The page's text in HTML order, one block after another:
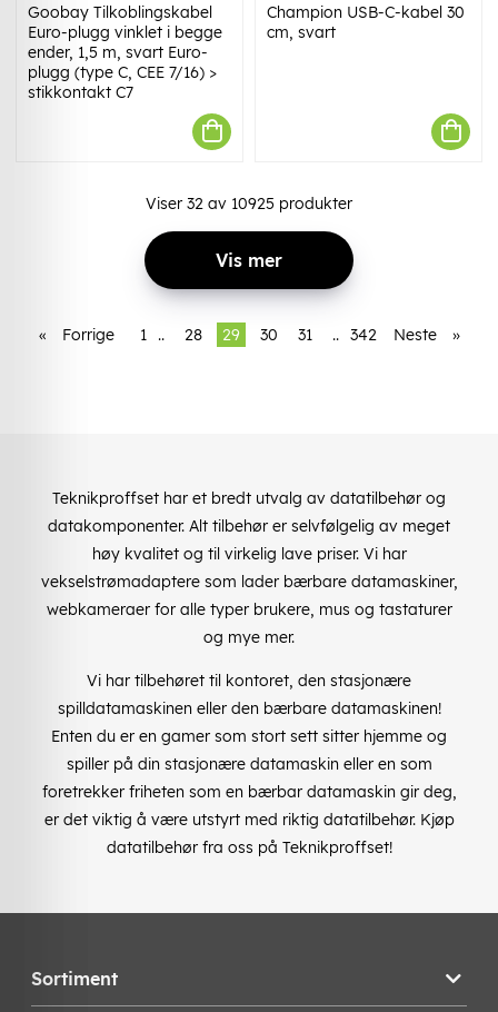
Goobay Tilkoblingskabel
Euro-plugg vinklet i begge
ender, 1,5 m, svart Euro-
plugg (type C, CEE 7/16) >
stikkontakt C7
Champion USB-C-kabel 30
cm, svart
Viser 32 av 10925 produkter
Vis mer
« Forrige 1 .. 28 29 30 31 .. 342 Neste »
Teknikproffset har et bredt utvalg av datatilbehør og
datakomponenter. Alt tilbehør er selvfølgelig av meget
høy kvalitet og til virkelig lave priser. Vi har
vekselstrømadaptere som lader bærbare datamaskiner,
webkameraer for alle typer brukere, mus og tastaturer
og mye mer.
Vi har tilbehøret til kontoret, den stasjonære
spilldatamaskinen eller den bærbare datamaskinen!
Enten du er en gamer som stort sett sitter hjemme og
spiller på din stasjonære datamaskin eller en som
foretrekker friheten som en bærbar datamaskin gir deg,
er det viktig å være utstyrt med riktig datatilbehør. Kjøp
datatilbehør fra oss på Teknikproffset!
Sortiment